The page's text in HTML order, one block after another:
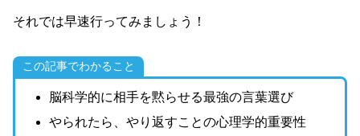
それでは早速行ってみましょう！
この記事でわかること
脳科学的に相手を黙らせる最強の言葉選び
やられたら、やり返すことの心理学的重要性